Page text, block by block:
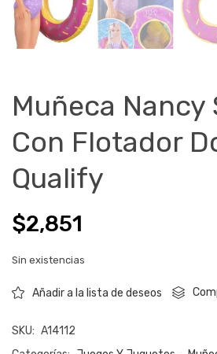
Muñeca Nancy
Con Flotador
Qualify
$2,851
Sin existencias
Añadir a la lista de deseos
SKU: A14112